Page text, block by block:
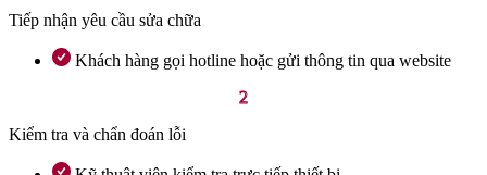
Tiếp nhận yêu cầu sửa chữa
Khách hàng gọi hotline hoặc gửi thông tin qua website
2
Kiểm tra và chẩn đoán lỗi